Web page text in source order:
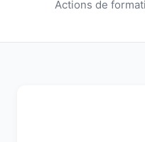
Actions de